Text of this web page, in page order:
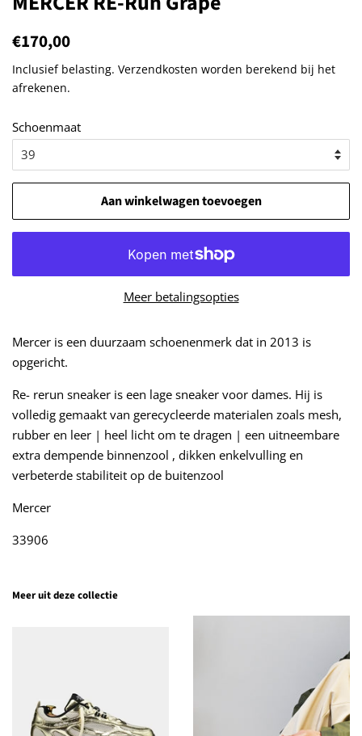
Normale
€170,00
Inclusief belasting. Verzendkosten worden berekend bij het
afrekenen.
Schoenmaat
Aan winkelwagen toevoegen
Meer betalingsopties
Mercer is een duurzaam schoenenmerk dat in 2013 is
opgericht.
Re- rerun sneaker is een lage sneaker voor dames. Hij is
volledig gemaakt van gerecycleerde materialen zoals mesh,
rubber en leer | heel licht om te dragen | een uitneembare
extra dempende binnenzool , dikken enkelvulling en
verbeterde stabiliteit op de buitenzool
Mercer
33906
Meer uit deze collectie